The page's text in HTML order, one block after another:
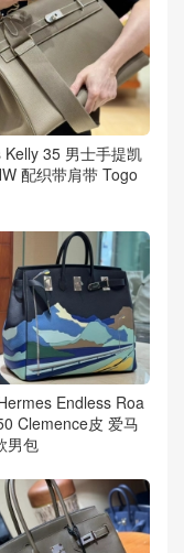
Kelly 35 男士手提凯
配织带肩带 Togo
Endless Roa
Clemence皮 爱马
男包